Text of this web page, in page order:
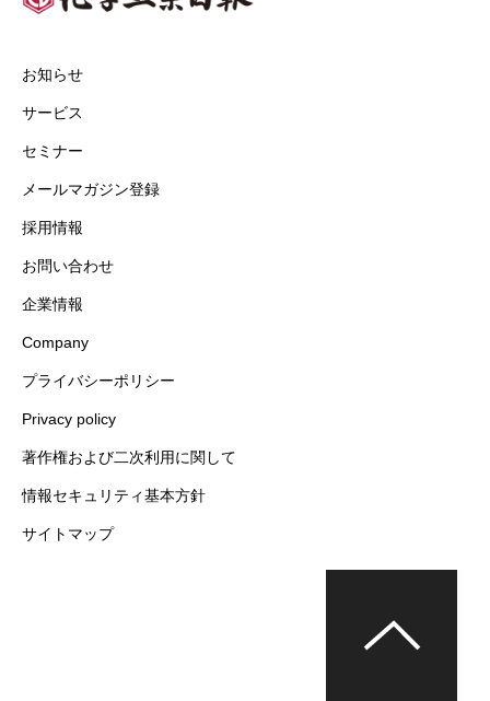
お知らせ
サービス
セミナー
メールマガジン登録
採用情報
お問い合わせ
企業情報
Company
プライバシーポリシー
Privacy policy
著作権および二次利用に関して
情報セキュリティ基本方針
サイトマップ